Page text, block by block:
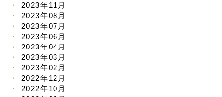
2023年11月
2023年08月
2023年07月
2023年06月
2023年04月
2023年03月
2023年02月
2022年12月
2022年10月